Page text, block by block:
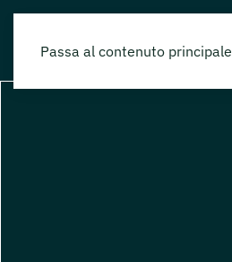
Passa al contenuto principale